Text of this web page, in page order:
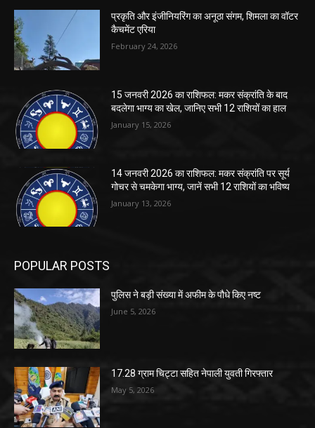
प्रकृति और इंजीनियरिंग का अनूठा संगम, शिमला का वॉटर
कैचमेंट एरिया
February 24, 2026
15 जनवरी 2026 का राशिफल: मकर संक्रांति के बाद
बदलेगा भाग्य का खेल, जानिए सभी 12 राशियों का हाल
January 15, 2026
14 जनवरी 2026 का राशिफल: मकर संक्रांति पर सूर्य
गोचर से चमकेगा भाग्य, जानें सभी 12 राशियों का भविष्य
January 13, 2026
POPULAR POSTS
पुलिस ने बड़ी संख्या में अफीम के पौधे किए नष्ट
June 5, 2026
17.28 ग्राम चिट्टा सहित नेपाली युवती गिरफ्तार
May 5, 2026